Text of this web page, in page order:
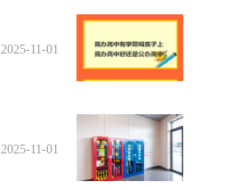
2025-11-01
2025-11-01